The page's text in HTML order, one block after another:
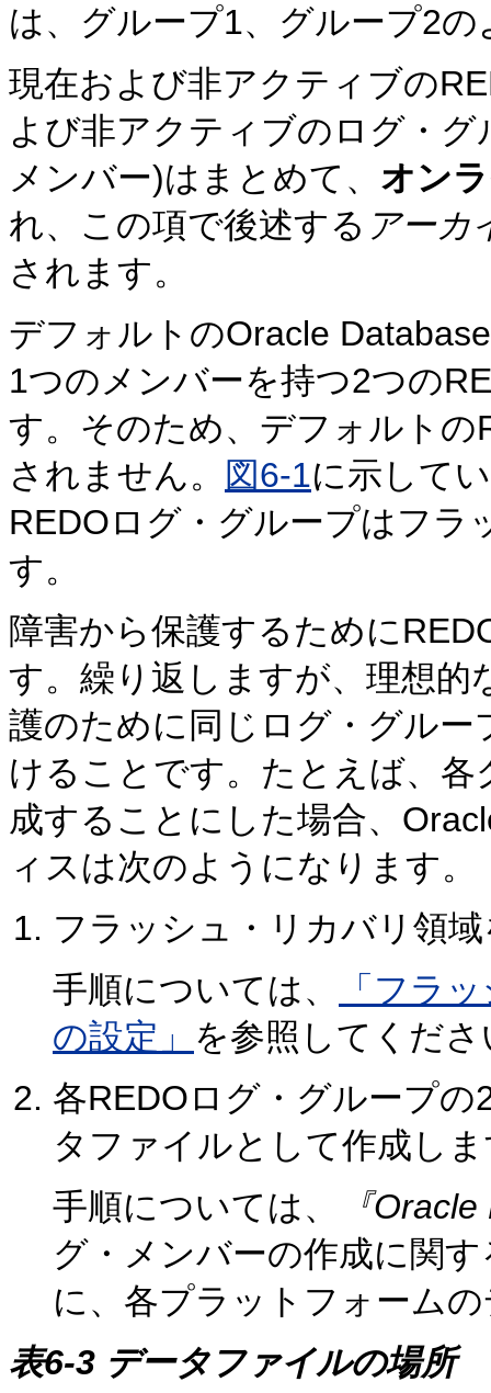
は、グループ1、グループ2
現在および非アクティブの
よび非アクティブのログ・
メンバー)はまとめて、 オン
れ、この項で後述する アーカ
されます。
デフォルトのOracle
1つのメンバーを持つ2つの
す。そのため、デフォルト
されません。
図6-1に示して
REDOログ・グループはフラ
す。
障害から保護するために
す。繰り返しますが、理想的
護のために同じログ・グル
けることです。たとえば、
成することにした場合、
ィスは次のようになります。
フラッシュ・リカバリ領
手順については、
「フラ
の設定」 を参照してくださ
各REDOログ・グループ
タファイルとして作成し
手順については、
『
グ・メンバーの作成に関
に、各プラットフォーム
表6-3 データファイルの場所